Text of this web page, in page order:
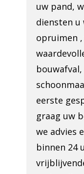
uw pand,
diensten u
opruimen
eerste
graag uw
we advies
binnen 24